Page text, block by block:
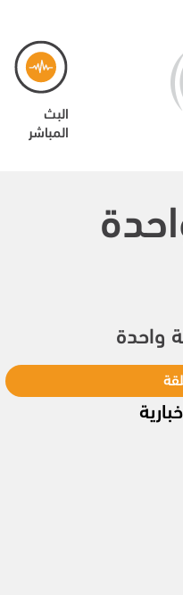
البث
المباشر
واحدة